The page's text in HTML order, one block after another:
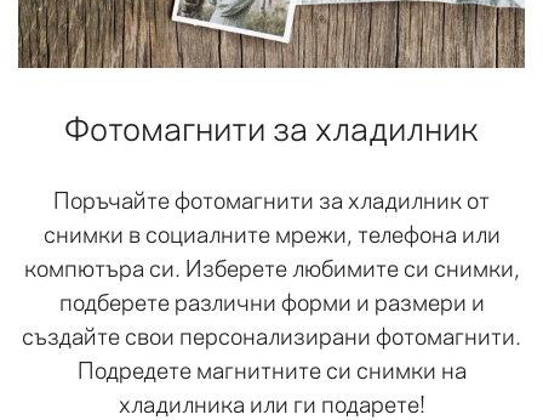
Фотомагнити за хладилник
Поръчайте фотомагнити за хладилник от
снимки в социалните мрежи, телефона или
компютъра си. Изберете любимите си снимки,
подберете различни форми и размери и
създайте свои персонализирани фотомагнити.
Подредете магнитните си снимки на
хладилника или ги подарете!